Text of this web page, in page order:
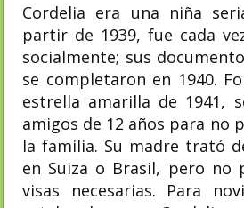
Cordelia era una niña
partir de 1939, fue cada
socialmente; sus
se completaron en 1940.
estrella amarilla de 1941,
amigos de 12 años para no
la familia. Su madre trató
en Suiza o Brasil, pero no
visas necesarias. Para